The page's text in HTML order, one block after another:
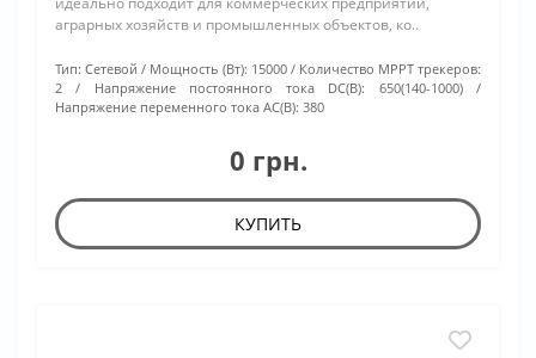
аграрных хозяйств и промышленных объектов, ко..
Тип: Сетевой Мощность (Вт): 15000
Количество МРРТ трекеров:
2
Напряжение постоянного тока DC(В):
650(140-1000)
Напряжение переменного тока АС(В): 380
0 грн.
КУПИТЬ